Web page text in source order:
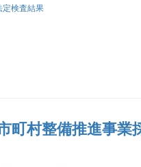
定検査結果
村整備推進事業